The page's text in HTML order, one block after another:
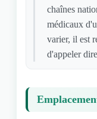
chaînes
médicaux
varier, il est
d'appeler